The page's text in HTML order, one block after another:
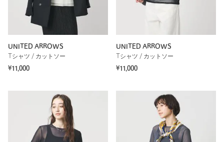
UNITED ARROWS
Tシャツ / カットソー
¥11,000
UNITED ARROWS
Tシャツ / カットソー
¥11,000